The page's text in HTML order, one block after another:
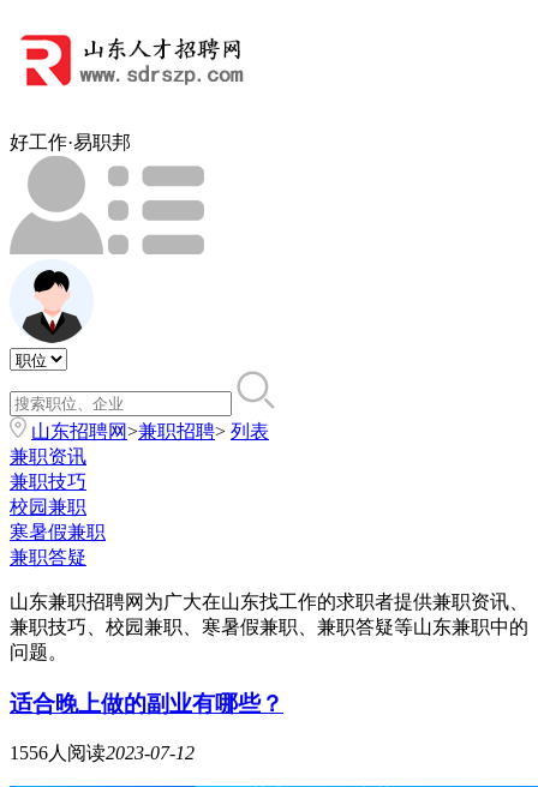
好工作·易职邦
山东招聘网>兼职招聘> 列表
兼职资讯
兼职技巧
校园兼职
寒暑假兼职
兼职答疑
山东兼职招聘网为广大在山东找工作的求职者提供兼职资讯、
兼职技巧、校园兼职、寒暑假兼职、兼职答疑等山东兼职中的
问题。
适合晚上做的副业有哪些？
1556人阅读2023-07-12